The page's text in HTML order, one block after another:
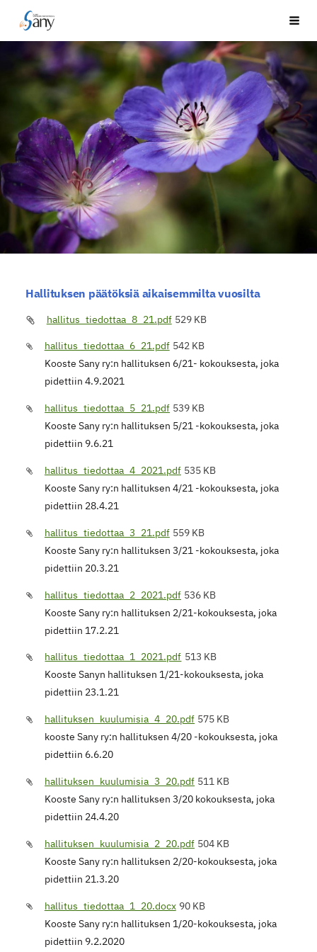
Siirry
sivun
sisältöön
Suomen Akustikusneurinoomayhdistys ry
Hallituksen päätöksiä aikaisemmilta vuosilta
hallitus_tiedottaa_8_21.pdf 529 KB
hallitus_tiedottaa_6_21.pdf 542 KB
Kooste Sany ry:n hallituksen 6/21- kokouksesta, joka
pidettiin 4.9.2021
hallitus_tiedottaa_5_21.pdf 539 KB
Kooste Sany ry:n hallituksen 5/21 -kokouksesta, joka
pidettiin 9.6.21
hallitus_tiedottaa_4_2021.pdf 535 KB
Kooste Sany ry:n hallituksen 4/21 -kokouksesta, joka
pidettiin 28.4.21
hallitus_tiedottaa_3_21.pdf 559 KB
Kooste Sany ry:n hallituksen 3/21 -kokouksesta, joka
pidettiin 20.3.21
hallitus_tiedottaa_2_2021.pdf 536 KB
Kooste Sany ry:n hallituksen 2/21-kokouksesta, joka
pidettiin 17.2.21
hallitus_tiedottaa_1_2021.pdf 513 KB
Kooste Sanyn hallituksen 1/21-kokouksesta, joka
pidettiin 23.1.21
hallituksen_kuulumisia_4_20.pdf 575 KB
kooste Sany ry:n hallituksen 4/20 -kokouksesta, joka
pidettiin 6.6.20
hallituksen_kuulumisia_3_20.pdf 511 KB
Kooste Sany ry:n hallituksen 3/20 kokouksesta, joka
pidettiin 24.4.20
hallituksen_kuulumisia_2_20.pdf 504 KB
Kooste Sany ry:n hallituksen 2/20-kokouksesta, joka
pidettiin 21.3.20
hallitus_tiedottaa_1_20.docx 90 KB
Kooste Sany ry:n hallituksen 1/20-kokouksesta, joka
pidettiin 9.2.2020